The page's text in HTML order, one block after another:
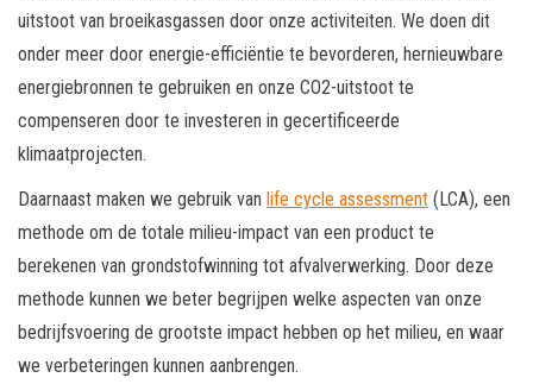
uitstoot van broeikasgassen door onze activiteiten. We doen dit
onder meer door energie-efficiëntie te bevorderen, hernieuwbare
energiebronnen te gebruiken en onze CO2-uitstoot te
compenseren door te investeren in gecertificeerde
klimaatprojecten.
Daarnaast maken we gebruik van life cycle assessment (LCA), een
methode om de totale milieu-impact van een product te
berekenen van grondstofwinning tot afvalverwerking. Door deze
methode kunnen we beter begrijpen welke aspecten van onze
bedrijfsvoering de grootste impact hebben op het milieu, en waar
we verbeteringen kunnen aanbrengen.